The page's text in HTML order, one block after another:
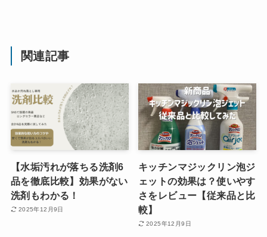
関連記事
【水垢汚れが落ちる洗剤6
品を徹底比較】効果がない
洗剤もわかる！
2025年12月9日
キッチンマジックリン泡ジ
ェットの効果は？使いやす
さをレビュー【従来品と比
較】
2025年12月9日